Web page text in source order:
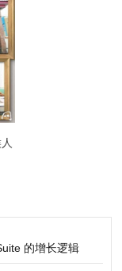
的增长逻辑